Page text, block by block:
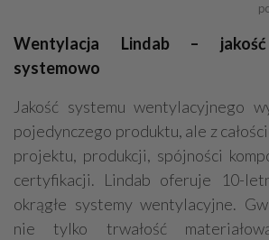
Wentylacja Lindab – jakość
systemowo
Jakość systemu wentylacyjnego
pojedynczego produktu, ale z
projektu, produkcji, spójności
certyfikacji. Lindab oferuje 10-
okrągłe systemy wentylacyjne.
nie tylko trwałość